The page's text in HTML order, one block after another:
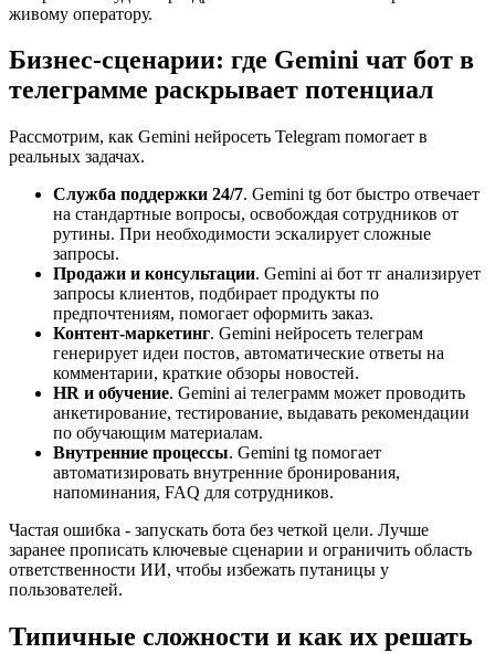
живому оператору.
Бизнес-сценарии: где Gemini чат бот в
телеграмме раскрывает потенциал
Рассмотрим, как Gemini нейросеть Telegram помогает в
реальных задачах.
Служба поддержки 24/7. Gemini tg бот быстро отвечает
на стандартные вопросы, освобождая сотрудников от
рутины. При необходимости эскалирует сложные
запросы.
Продажи и консультации. Gemini ai бот тг анализирует
запросы клиентов, подбирает продукты по
предпочтениям, помогает оформить заказ.
Контент-маркетинг. Gemini нейросеть телеграм
генерирует идеи постов, автоматические ответы на
комментарии, краткие обзоры новостей.
HR и обучение. Gemini ai телеграмм может проводить
анкетирование, тестирование, выдавать рекомендации
по обучающим материалам.
Внутренние процессы. Gemini tg помогает
автоматизировать внутренние бронирования,
напоминания, FAQ для сотрудников.
Частая ошибка - запускать бота без четкой цели. Лучше
заранее прописать ключевые сценарии и ограничить область
ответственности ИИ, чтобы избежать путаницы у
пользователей.
Типичные сложности и как их решать